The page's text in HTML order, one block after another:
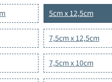
5cm x 12,5cm
7,5cm x 12,5cm
7,5cm x 10cm